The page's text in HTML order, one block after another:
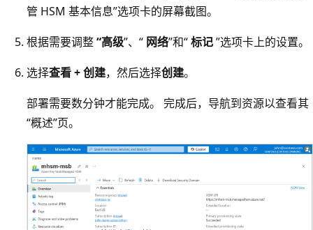
管 HSM 基本信息”选项卡的屏幕截图。
根据需要调整“高级”、“ 网络”和“标记”选项卡上的设置。
选择查看 + 创建，然后选择创建。
部署需要数分钟才能完成。 完成后，导航到资源以查看其
“概述”页。